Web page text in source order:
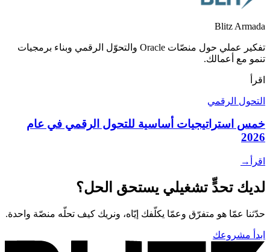
Blitz Armada
تفكير عملي حول منصّات Oracle والتحوّل الرقمي وبناء برمجيات
تنمو مع أعمالك.
اقرأ
التحول الرقمي
خمس استراتيجيات أساسية للتحول الرقمي في عام
2026
اقرأ →
لديك تحدٍّ تشغيلي يستحق الحل؟
حدّثنا عمّا هو متفرّق وعمّا يكلّفك إيّاه، ونريك كيف تحلّه منصّة واحدة.
ابدأ مشروعك